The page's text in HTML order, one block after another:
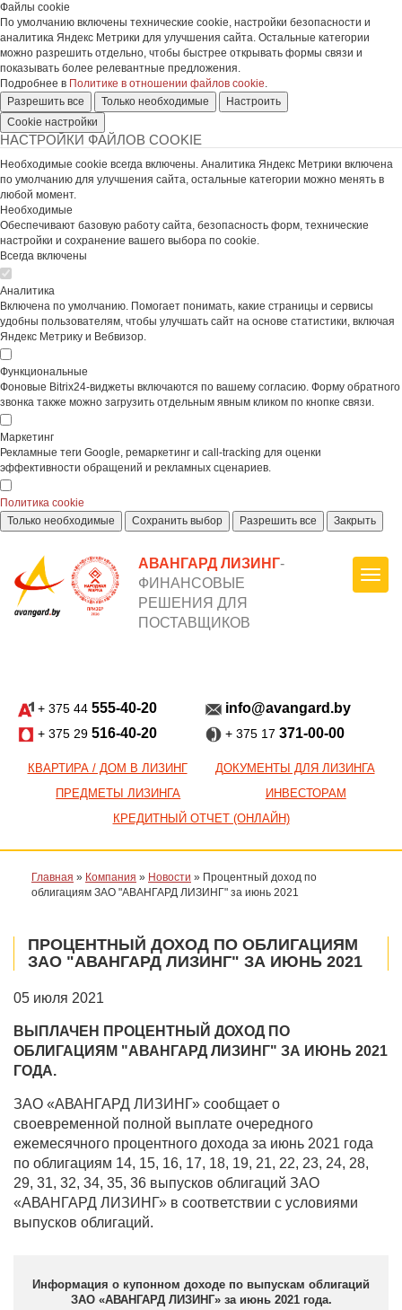
Файлы cookie
По умолчанию включены технические cookie, настройки безопасности и
аналитика Яндекс Метрики для улучшения сайта. Остальные категории
можно разрешить отдельно, чтобы быстрее открывать формы связи и
показывать более релевантные предложения.
Подробнее в Политике в отношении файлов cookie.
Разрешить все
Только необходимые
Настроить
Cookie настройки
НАСТРОЙКИ ФАЙЛОВ COOKIE
Необходимые cookie всегда включены. Аналитика Яндекс Метрики включена
по умолчанию для улучшения сайта, остальные категории можно менять в
любой момент.
Необходимые
Обеспечивают базовую работу сайта, безопасность форм, технические
настройки и сохранение вашего выбора по cookie.
Всегда включены
Аналитика
Включена по умолчанию. Помогает понимать, какие страницы и сервисы
удобны пользователям, чтобы улучшать сайт на основе статистики, включая
Яндекс Метрику и Вебвизор.
Функциональные
Фоновые Bitrix24-виджеты включаются по вашему согласию. Форму обратного
звонка также можно загрузить отдельным явным кликом по кнопке связи.
Маркетинг
Рекламные теги Google, ремаркетинг и call-tracking для оценки
эффективности обращений и рекламных сценариев.
Политика cookie
Только необходимые
Сохранить выбор Разрешить все Закрыть
АВАНГАРД ЛИЗИНГ-
ФИНАНСОВЫЕ
РЕШЕНИЯ ДЛЯ
ПОСТАВЩИКОВ
+ 375 44 555-40-20
+ 375 29 516-40-20
info@avangard.by
+ 375 17 371-00-00
КВАРТИРА / ДОМ В ЛИЗИНГ
ДОКУМЕНТЫ ДЛЯ ЛИЗИНГА
ПРЕДМЕТЫ ЛИЗИНГА
ИНВЕСТОРАМ
КРЕДИТНЫЙ ОТЧЕТ (ОНЛАЙН)
Главная » Компания » Новости » Процентный доход по
облигациям ЗАО "АВАНГАРД ЛИЗИНГ" за июнь 2021
ПРОЦЕНТНЫЙ ДОХОД ПО ОБЛИГАЦИЯМ
ЗАО "АВАНГАРД ЛИЗИНГ" ЗА ИЮНЬ 2021
05 июля 2021
ВЫПЛАЧЕН ПРОЦЕНТНЫЙ ДОХОД ПО
ОБЛИГАЦИЯМ "АВАНГАРД ЛИЗИНГ" ЗА ИЮНЬ 2021
ГОДА.
ЗАО «АВАНГАРД ЛИЗИНГ» сообщает о
своевременной полной выплате очередного
ежемесячного процентного дохода за июнь 2021 года
по облигациям 14, 15, 16, 17, 18, 19, 21, 22, 23, 24, 28,
29, 31, 32, 34, 35, 36 выпусков облигаций ЗАО
«АВАНГАРД ЛИЗИНГ» в соответствии с условиями
выпусков облигаций.
Информация о купонном доходе по выпускам облигаций
ЗАО «АВАНГАРД ЛИЗИНГ» за июнь 2021 года.